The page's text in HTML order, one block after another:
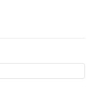
и чисто